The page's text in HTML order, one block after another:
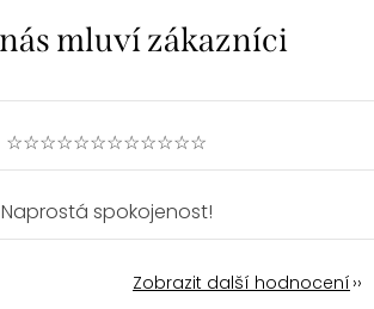
☆☆☆☆☆☆☆☆☆☆☆☆
Naprostá spokojenost!
Zobrazit další hodnocení